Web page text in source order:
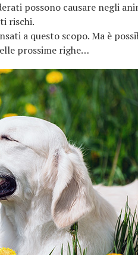
possono causare negli
rischi.
a questo scopo. Ma è
prossime righe…